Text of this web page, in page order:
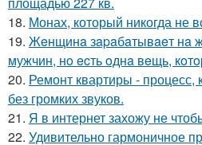
18. Монах, который никогда не
19. Жeнщинa зapaбaтывaeт нa
мужчин, нo ecть oднa вeщь,
20. Ремонт квартиры - процесс,
без громких звуков.
21. Я в интернет захожу не
22. Удивительно гармоничное